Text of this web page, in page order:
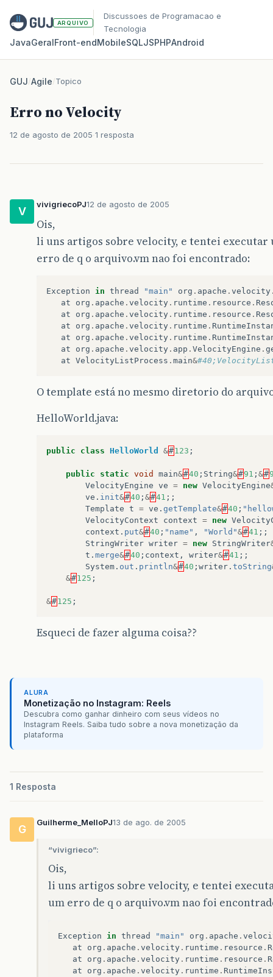
ARQUIVO
Discussoes de Programacao e
Tecnologia
JavaGeralFront‑endMobileSQLJSPHPAndroid
GUJ/Agile/Topico
Erro no Velocity
12 de agosto de 2005 1 resposta
V
vivigriecoPJ12 de agosto de 2005
Ois,
li uns artigos sobre velocity, e tentei executar
erro de q o arquivo.vm nao foi encontrado:
Exception in thread "main" org . apache . velocity
at
org . apache . velocity . runtime . resource .
at
org . apache . velocity . runtime . resource .
at
org . apache . velocity . runtime .
at
org . apache . velocity . runtime .
at
org . apache . velocity . app . VelocityEngine .
at VelocityListProcess . main&
O template está no mesmo diretorio do
HelloWorld.java:
public class HelloWorld &#123 ;
public static void main&#40 ; String&#91 ; &#
VelocityEngine ve = new VelocityEngine
ve . init&#40 ; &#41 ;;
Template t = ve . getTemplate&#40 ;
VelocityContext
context = new
context . put&#40 ; "name" , "World"&#41 ;;
StringWriter writer = new StringWriter
t . merge&#40 ; context , writer&#41 ;;
System . out . println&#40 ; writer . toString
&#125 ;
&#125 ;
Esqueci de fazer alguma coisa??
ALURA
Monetização no Instagram: Reels
Descubra como ganhar dinheiro com seus vídeos no
Instagram Reels. Saiba tudo sobre a nova monetização da
plataforma
1 Resposta
G
Guilherme_MelloPJ13 de ago. de 2005
“vivigrieco”:
Ois,
li uns artigos sobre velocity, e tentei
um erro de q o arquivo.vm nao foi
Exception in thread "main" org . apache .
at
org . apache . velocity . runtime . resource .
at
org . apache . velocity . runtime . resource .
at
org . apache . velocity . runtime .